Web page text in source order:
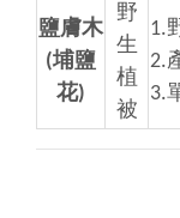
鹽膚木
(埔鹽
花)
野
生
植
被
1.
2.
3.